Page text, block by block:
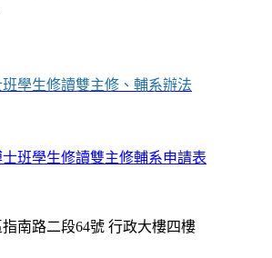
學生修讀雙主修、輔系辦法
班學生修讀雙主修輔系申請表
南路二段64號 行政大樓四樓